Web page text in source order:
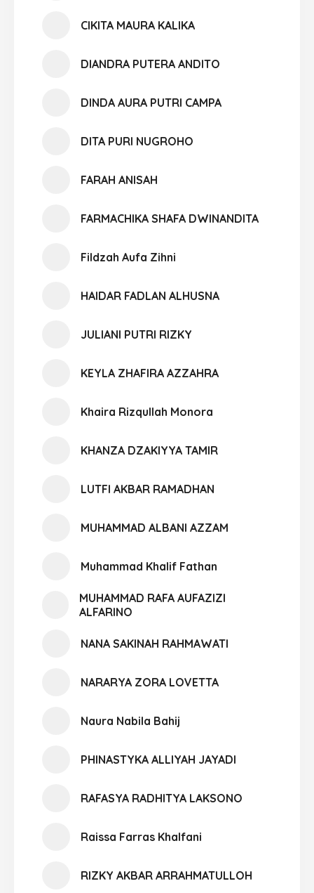
CIKITA MAURA KALIKA
DIANDRA PUTERA ANDITO
DINDA AURA PUTRI CAMPA
DITA PURI NUGROHO
FARAH ANISAH
FARMACHIKA SHAFA DWINANDITA
Fildzah Aufa Zihni
HAIDAR FADLAN ALHUSNA
JULIANI PUTRI RIZKY
KEYLA ZHAFIRA AZZAHRA
Khaira Rizqullah Monora
KHANZA DZAKIYYA TAMIR
LUTFI AKBAR RAMADHAN
MUHAMMAD ALBANI AZZAM
Muhammad Khalif Fathan
MUHAMMAD RAFA AUFAZIZI
ALFARINO
NANA SAKINAH RAHMAWATI
NARARYA ZORA LOVETTA
Naura Nabila Bahij
PHINASTYKA ALLIYAH JAYADI
RAFASYA RADHITYA LAKSONO
Raissa Farras Khalfani
RIZKY AKBAR ARRAHMATULLOH